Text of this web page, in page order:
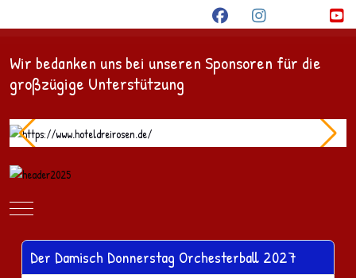
Wir bedanken uns bei unseren Sponsoren für die
großzügige Unterstützung
Mobile Menu Toggle
Der Damisch Donnerstag Orchesterball 2027